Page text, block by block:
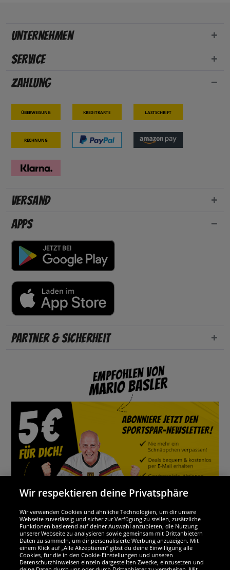
Unternehmen
Service
Zahlung
Überweisung Kreditkarte Lastschrift
Rechnung
Versand
Apps
Partner & Sicherheit
Wir sind ausgezeichnet
Wir respektieren deine Privatsphäre
Wir verwenden Cookies und ähnliche Technologien, um dir unsere
Webseite zuverlässig und sicher zur Verfügung zu stellen, zusätzliche
Funktionen basierend auf deiner Auswahl anzubieten, die Nutzung
unserer Webseite zu analysieren sowie gemeinsam mit Drittanbietern
Daten zu sammeln, um dir personalisierte Werbung anzuzeigen. Mit
einem Klick auf „Alle Akzeptieren“ gibst du deine Einwilligung alle
Cookies, für die in den Cookie-Einstellungen und unseren
Datenschutzhinweisen einzeln dargestellten Zwecke, einzusetzen und